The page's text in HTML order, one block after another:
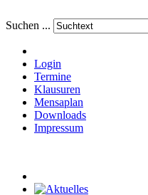
Suchen ...
Login
Termine
Klausuren
Mensaplan
Downloads
Impressum